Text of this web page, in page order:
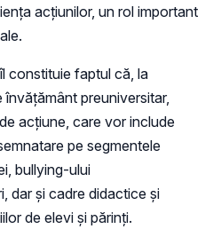
acțiunilor, un rol important
constituie faptul că, la
preuniversitar,
acțiune, care vor include
pe segmentele
bullying-ului
dar și cadre didactice și
de elevi și părinți.